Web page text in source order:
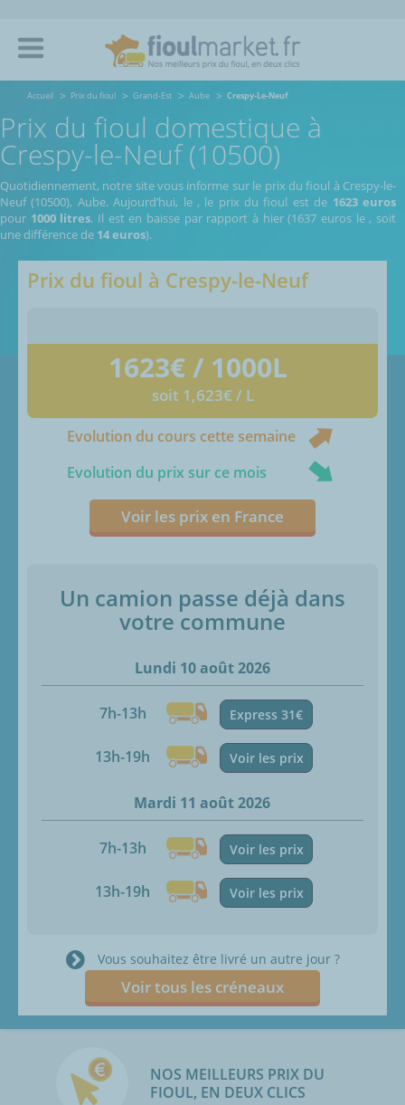
Accueil Prix du fioul Grand-Est Aube Crespy-Le-Neuf
Prix du fioul domestique à
Crespy-le-Neuf (10500)
Quotidiennement, notre site vous informe sur le prix du fioul à Crespy-le-
Neuf (10500), Aube.Aujourd’hui, le , le prix du fioul est de 1623 euros
pour 1000 litres. Il est en baisse par rapport à hier (1637 euros le, soit
une différence de 14 euros).
Prix du fioul à Crespy-le-Neuf
1623€ / 1000L
soit 1,623€ / L
Evolution du cours cette semaine
Evolution du prix sur ce mois
Voir les prix en France
Un camion passe déjà dans
votre commune
Lundi 10 août 2026
7h-13h Express 31€
13h-19h Voir les prix
Mardi 11 août 2026
7h-13h Voir les prix
13h-19h Voir les prix
Vous souhaitez être livré un autre jour ?
Voir tous les créneaux
NOS MEILLEURS PRIX DU
FIOUL, EN DEUX CLICS